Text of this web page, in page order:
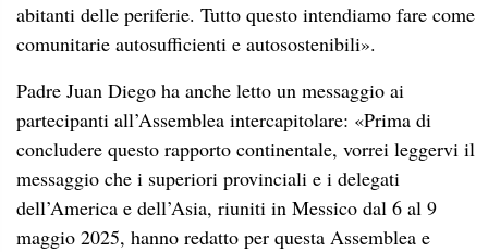
abitanti delle periferie. Tutto questo intendiamo fare come
comunitarie autosufficienti e autosostenibili».
Padre Juan Diego ha anche letto un messaggio ai
partecipanti all’Assemblea intercapitolare: «Prima di
concludere questo rapporto continentale, vorrei leggervi il
messaggio che i superiori provinciali e i delegati
dell’America e dell’Asia, riuniti in Messico dal 6 al 9
maggio 2025, hanno redatto per questa Assemblea e